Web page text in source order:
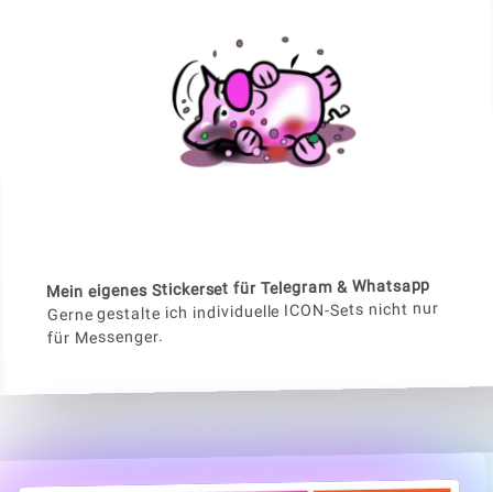
Mein eigenes Stickerset für Telegram & Whatsapp
Gerne gestalte ich individuelle ICON-Sets nicht nur
für Messenger.